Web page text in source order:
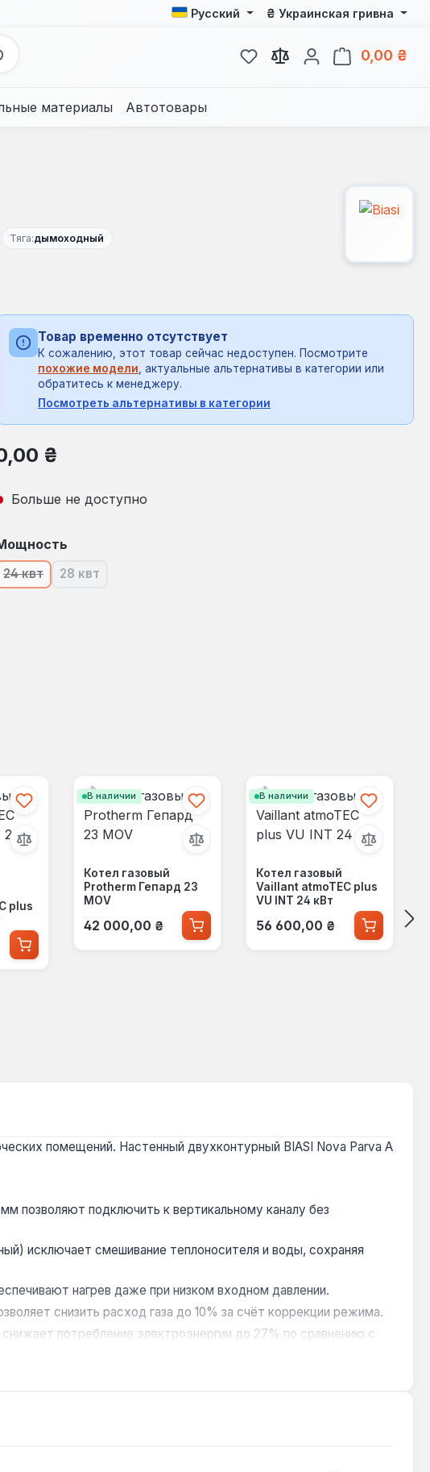
Русский ₴ Украинская гривна
У вас есть товары из
0,00 ₴
материалы Автотовары
Тяга:дымоходный
Товар временно отсутствует
К сожалению, этот товар сейчас недоступен. Посмотрите
похожие модели , актуальные альтернативы в категории или
обратитесь к менеджеру.
Посмотреть альтернативы в категории
цена:
₴
Больше не доступно
24 квт(В настоящее время эта опция недоступна.)
28 квт(В настоящее время эта опция недоступна.)
plus
В наличии
Котел газовый
Protherm Гепард 23
МОV
Обычная цена:
42 000,00 ₴
В наличии
Котел газовый
Vaillant atmoTEC plus
VU INT 24 кВт
Обычная цена:
56 600,00 ₴
помещений. Настенный двухконтурный BIASI Nova Parva A
позволяют подключить к вертикальному каналу без
исключает смешивание теплоносителя и воды, сохраняя
нагрев даже при низком входном давлении.
снизить расход газа до 10% за счёт коррекции режима.
потребление электроэнергии до 27% по сравнению с
по Украине.